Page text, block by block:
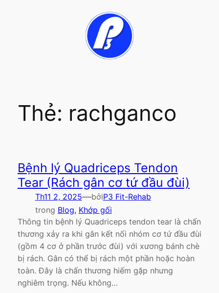
Thẻ: rachganco
Bệnh lý Quadriceps Tendon
Tear (Rách gân cơ tứ đầu đùi)
Th11 2, 2025—bởiP3 Fit-Rehab
trong Blog, Khớp gối
Thông tin bệnh lý Quadriceps tendon tear là chấn
thương xảy ra khi gân kết nối nhóm cơ tứ đầu đùi
(gồm 4 cơ ở phần trước đùi) với xương bánh chè
bị rách. Gân có thể bị rách một phần hoặc hoàn
toàn. Đây là chấn thương hiếm gặp nhưng
nghiêm trọng. Nếu không…